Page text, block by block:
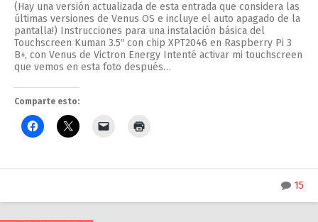
(Hay una versión actualizada de esta entrada que considera las
últimas versiones de Venus OS e incluye el auto apagado de la
pantalla!) Instrucciones para una instalación básica del
Touchscreen Kuman 3.5″ con chip XPT2046 en Raspberry Pi 3
B+, con Venus de Victron Energy Intenté activar mi touchscreen
que vemos en esta foto después…
Comparte esto:
15